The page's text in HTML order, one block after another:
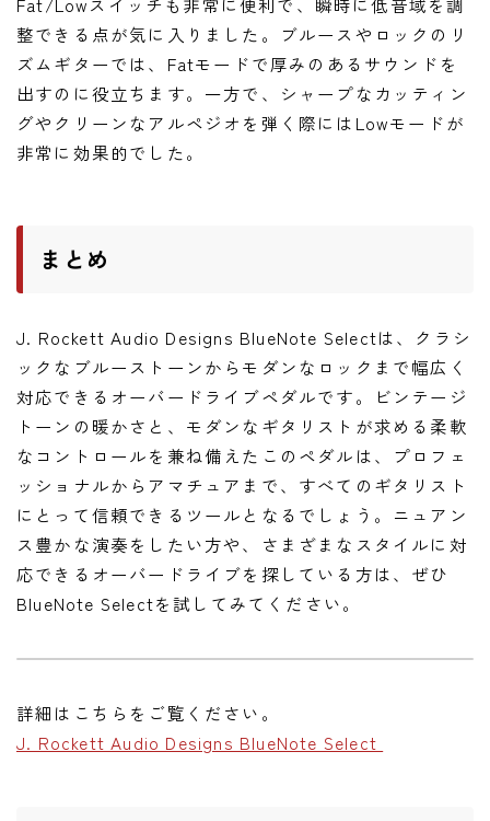
整できる点が気に入りました。ブルースやロックのリ
ズムギターでは、Fatモードで厚みのあるサウンドを
出すのに役立ちます。一方で、シャープなカッティン
グやクリーンなアルペジオを弾く際にはLowモードが
非常に効果的でした。
まとめ
J. Rockett Audio Designs BlueNote Selectは、クラシ
ックなブルーストーンからモダンなロックまで幅広く
対応できるオーバードライブペダルです。ビンテージ
トーンの暖かさと、モダンなギタリストが求める柔軟
なコントロールを兼ね備えたこのペダルは、プロフェ
ッショナルからアマチュアまで、すべてのギタリスト
にとって信頼できるツールとなるでしょう。ニュアン
ス豊かな演奏をしたい方や、さまざまなスタイルに対
応できるオーバードライブを探している方は、ぜひ
BlueNote Selectを試してみてください。
詳細はこちらをご覧ください。
J. Rockett Audio Designs BlueNote Select